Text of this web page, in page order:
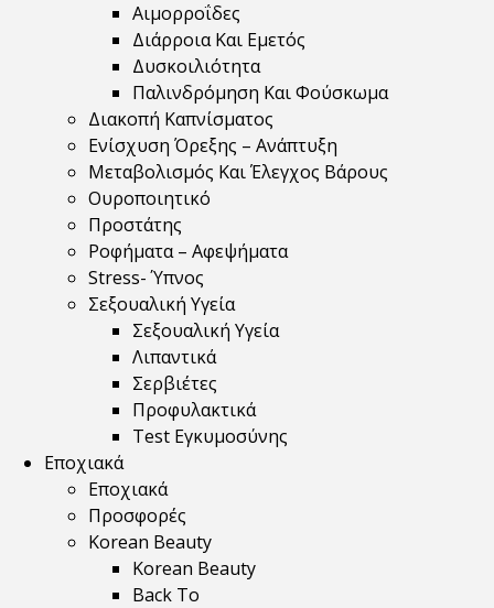
Αιμορροΐδες
Διάρροια Και Εμετός
Δυσκοιλιότητα
Παλινδρόμηση Και Φούσκωμα
Διακοπή Καπνίσματος
Ενίσχυση Όρεξης – Ανάπτυξη
Μεταβολισμός Και Έλεγχος Βάρους
Ουροποιητικό
Προστάτης
Ροφήματα – Αφεψήματα
Stress- Ύπνος
Σεξουαλική Υγεία
Σεξουαλική Υγεία
Λιπαντικά
Σερβιέτες
Προφυλακτικά
Test Εγκυμοσύνης
Εποχιακά
Εποχιακά
Προσφορές
Korean Beauty
Korean Beauty
Back To